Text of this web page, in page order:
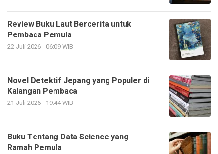
Review Buku Laut Bercerita untuk
Pembaca Pemula
22 Juli 2026 - 06:09 WIB
Novel Detektif Jepang yang Populer di
Kalangan Pembaca
21 Juli 2026 - 19:44 WIB
Buku Tentang Data Science yang
Ramah Pemula